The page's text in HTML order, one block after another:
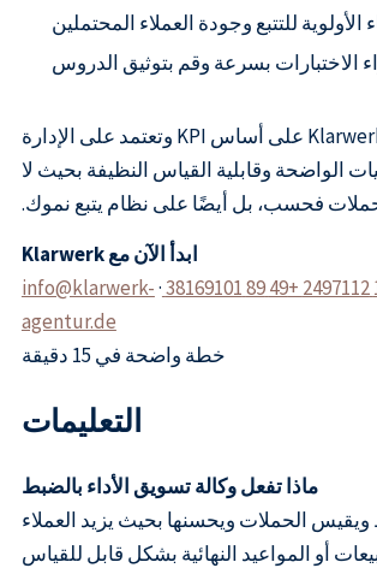
الأولوية للتتبع وجودة العملاء المحتملين
الاختبارات بسرعة وقم بتوثيق الدروس
تعمل وكالة Klarwerk على أساس KPI وتعتمد على الإدارة
الواضحة وقابلية القياس النظيفة بحيث لا
فحسب، بل أيضًا على نظام يتبع نموك.
ابدأ الآن مع Klarwerk
·
info@klarwerk-
agentur.de
خطة واضحة في 15 دقيقة
التعليمات
ماذا تفعل وكالة تسويق الأداء بالضبط
الحملات ويحسنها بحيث يزيد العملاء
أو المواعيد النهائية بشكل قابل للقياس